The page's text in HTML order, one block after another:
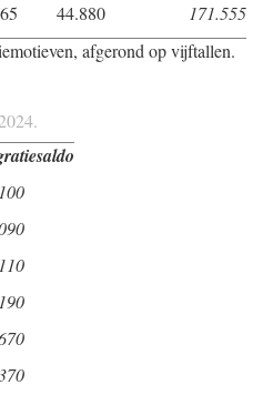
44.880
171.555
afgerond op vijftallen.